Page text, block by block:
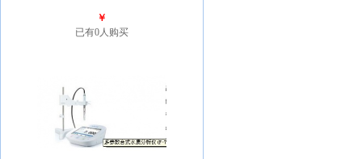
￥
已有0人购买